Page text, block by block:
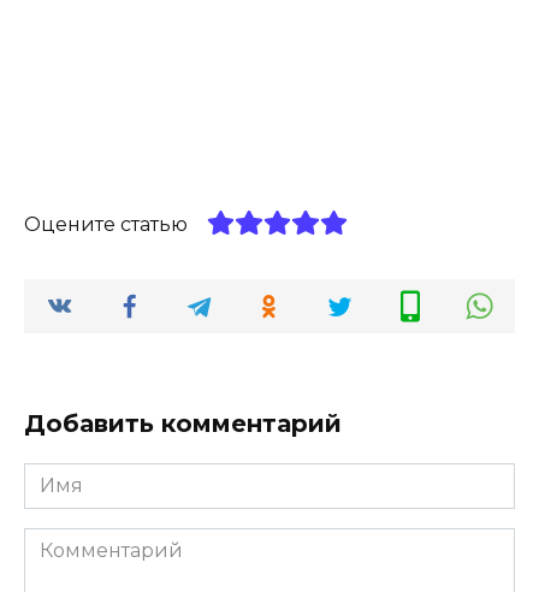
Оцените статью
Добавить комментарий
Имя
*
Комментарий